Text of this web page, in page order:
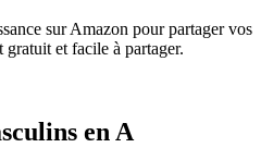
sur Amazon pour partager vos
et facile à partager.
en A